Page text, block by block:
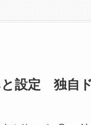
設定 独自